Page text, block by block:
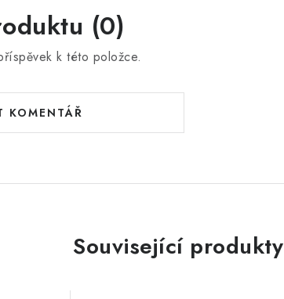
(0)
k této položce.
KOMENTÁŘ
Související produkty